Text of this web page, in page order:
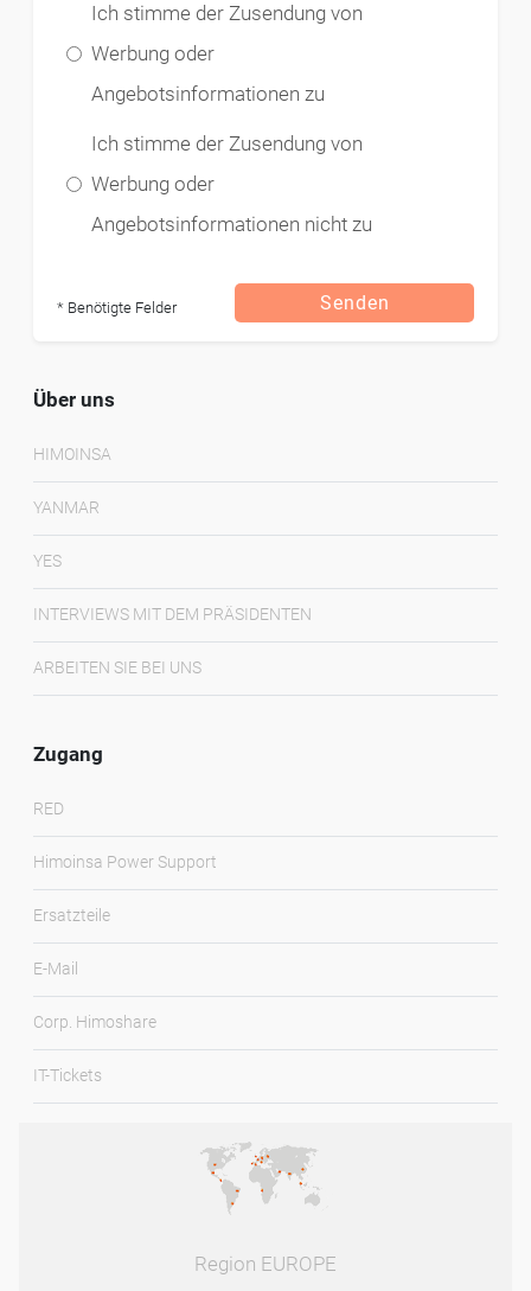
Ich stimme der Zusendung von
Werbung oder
Angebotsinformationen zu
Ich stimme der Zusendung von
Werbung oder
Angebotsinformationen nicht zu
* Benötigte Felder Senden
Über uns
HIMOINSA
YANMAR
YES
INTERVIEWS MIT DEM PRÄSIDENTEN
ARBEITEN SIE BEI UNS
Zugang
RED
Himoinsa Power Support
Ersatzteile
E-Mail
Corp. Himoshare
IT-Tickets
Region EUROPE